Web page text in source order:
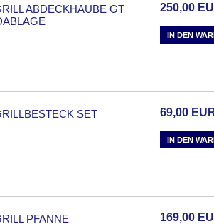
ABDECKHAUBE GT
250,00
IN DEN
SET 69,00
IN DEN
PFANNE 169,00